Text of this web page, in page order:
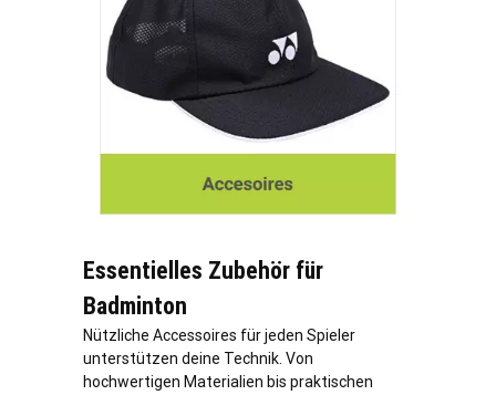
Essentielles Zubehör für
Badminton
Nützliche Accessoires für jeden Spieler
unterstützen deine Technik. Von
hochwertigen Materialien bis praktischen